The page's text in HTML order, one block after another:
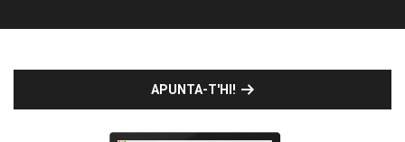
APUNTA-T'HI!